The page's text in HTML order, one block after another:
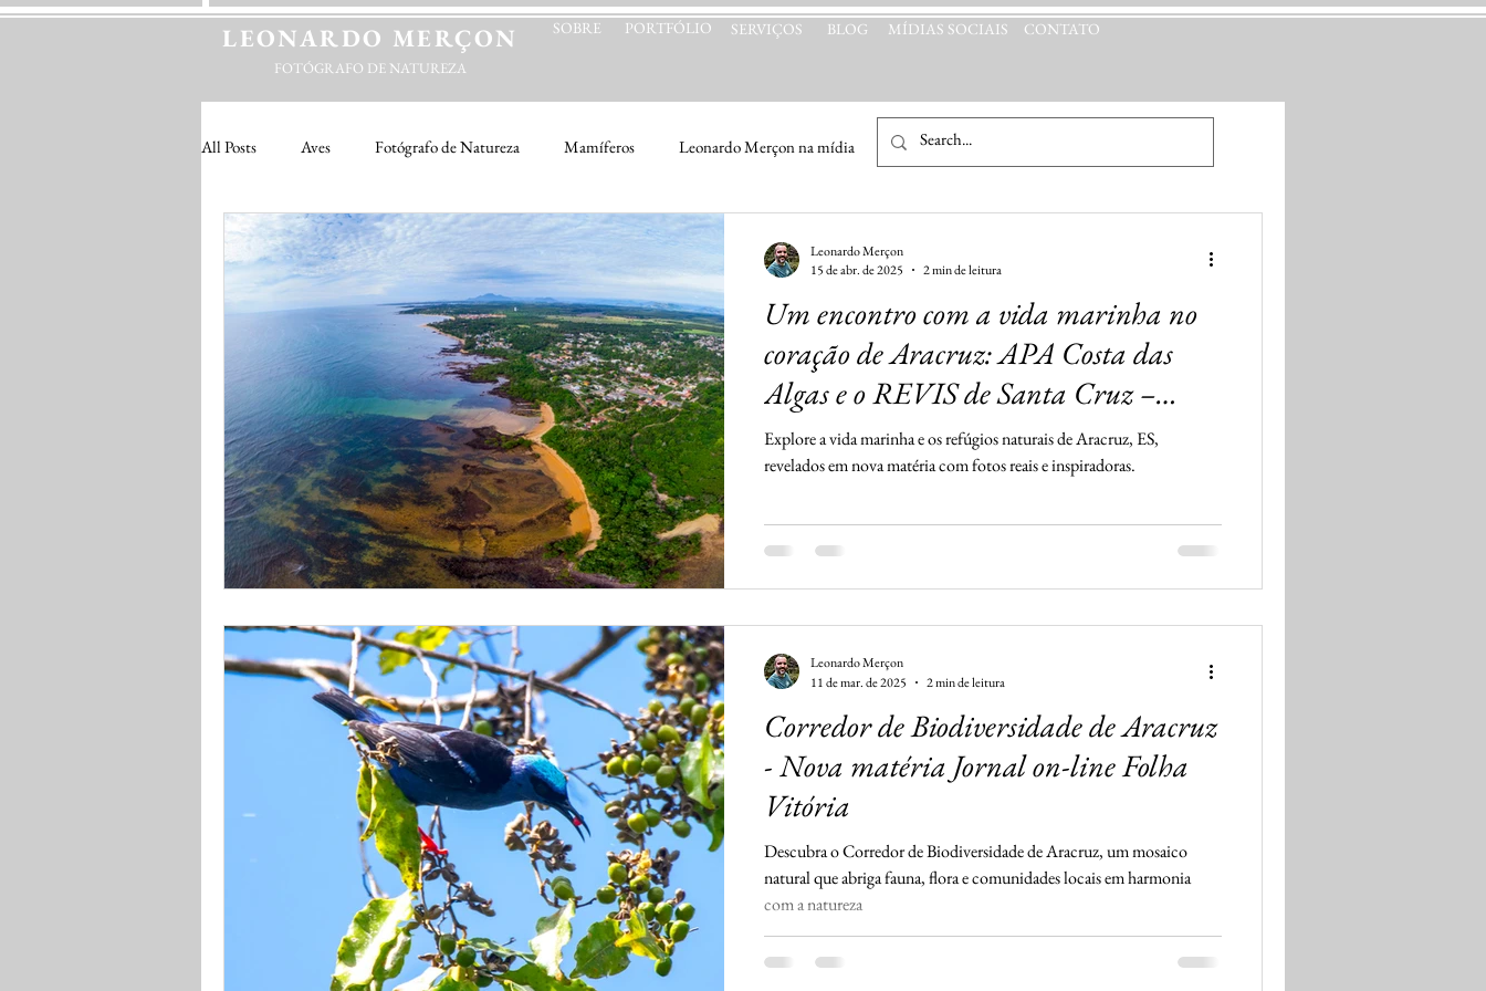
LEONARDO MERÇON
FOTÓGRAFO DE NATUREZA
SOBRE PORTFÓLIO SERVIÇOS BLOG MÍDIAS SOCIAIS CONTATO
All Posts Aves Fotógrafo de Natureza Mamíferos Leonardo Merçon na mídia Natureza & Cultura - Folha Vitória
Um encontro com a vida marinha no
coração de Aracruz: APA Costa das
Algas e o REVIS de Santa Cruz –
Nova matéria no Jornal on-line Folha
Vitória
Explore a vida marinha e os refúgios naturais de Aracruz, ES,
revelados em nova matéria com fotos reais e inspiradoras.
Leonardo Merçon
15 de abr. de 2025
2 min de leitura
Corredor de Biodiversidade de Aracruz
- Nova matéria Jornal on-line Folha
Vitória
Descubra o Corredor de Biodiversidade de Aracruz, um mosaico
natural que abriga fauna, flora e comunidades locais em harmonia
com a natureza
Leonardo Merçon
11 de mar. de 2025
2 min de leitura